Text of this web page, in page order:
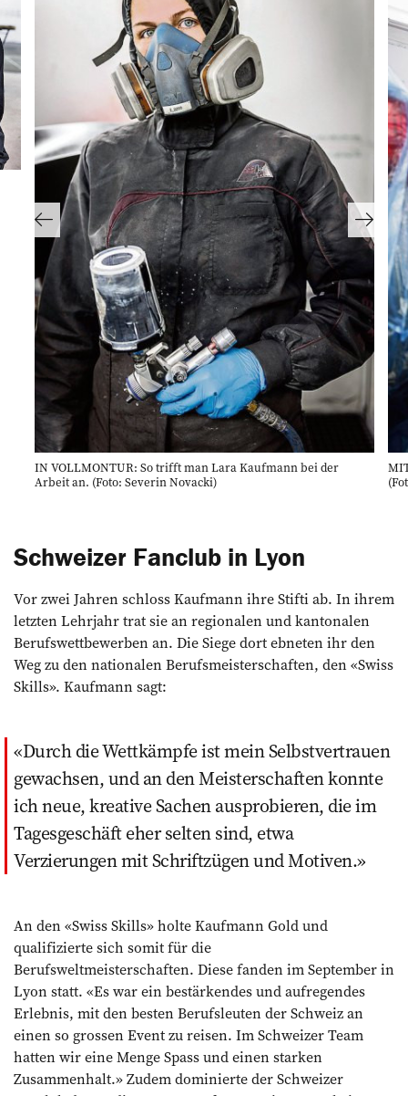
IN VOLLMONTUR: So trifft man Lara Kaufmann bei der
Arbeit an. (Foto: Severin Novacki)
Schweizer Fanclub in Lyon
Vor zwei Jahren schloss Kaufmann ihre Stifti ab. In ihrem
letzten Lehrjahr trat sie an regionalen und kantonalen
Berufswettbewerben an. Die Siege dort ebneten ihr den
Weg zu den nationalen Berufsmeisterschaften, den «Swiss
Skills». Kaufmann sagt:
Durch die Wettkämpfe ist mein Selbstvertrauen
gewachsen, und an den Meisterschaften konnte
ich neue, kreative Sachen ausprobieren, die im
Tagesgeschäft eher selten sind, etwa
Verzierungen mit Schriftzügen und Motiven.
An den «Swiss Skills» holte Kaufmann Gold und
qualifizierte sich somit für die
Berufsweltmeisterschaften. Diese fanden im September in
Lyon statt. «Es war ein bestärkendes und aufregendes
Erlebnis, mit den besten Berufsleuten der Schweiz an
einen so grossen Event zu reisen. Im Schweizer Team
hatten wir eine Menge Spass und einen starken
Zusammenhalt.» Zudem dominierte der Schweizer